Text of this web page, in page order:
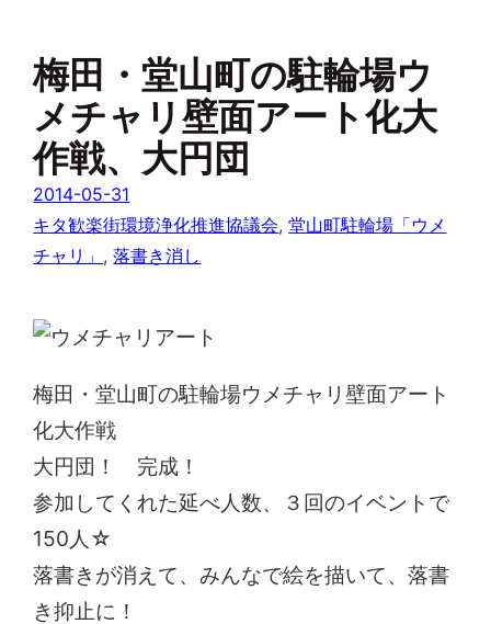
梅田・堂山町の駐輪場ウ
メチャリ壁面アート化大
作戦、大円団
2014-05-31
キタ歓楽街環境浄化推進協議会, 堂山町駐輪場「ウメ
チャリ」 , 落書き消し
梅田・堂山町の駐輪場ウメチャリ壁面アート
化大作戦
大円団！ 完成！
参加してくれた延べ人数、３回のイベントで
150人☆
落書きが消えて、みんなで絵を描いて、落書
き抑止に！